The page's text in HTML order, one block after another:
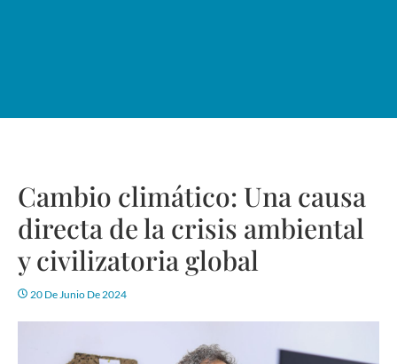
Cambio climático: Una causa
directa de la crisis ambiental
y civilizatoria global
20 De Junio De 2024